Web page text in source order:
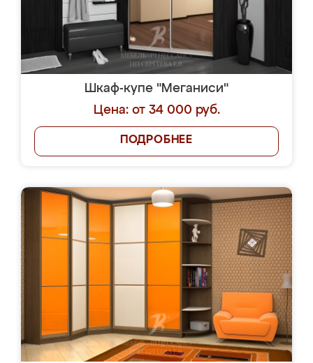
Шкаф-купе "Меганиси"
Цена: от 34 000 руб.
ПОДРОБНЕЕ